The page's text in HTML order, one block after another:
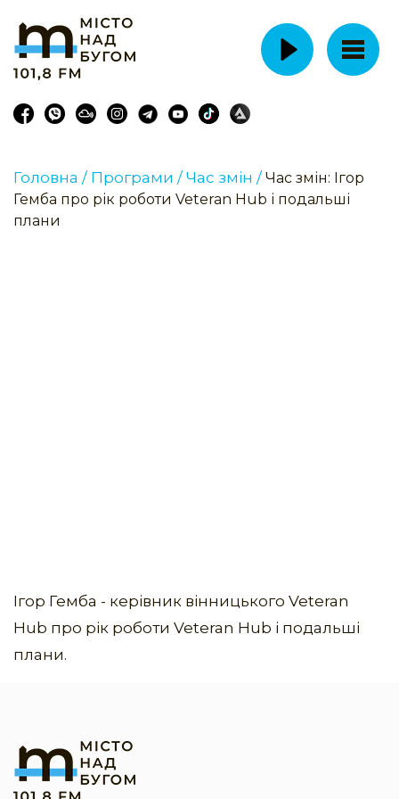
Головна / Програми / Час змін / Час змін: Ігор
Гемба про рік роботи Veteran Hub і подальші
плани
Ігор Гемба - керівник вінницького Veteran
Hub про рік роботи Veteran Hub і подальші
плани.